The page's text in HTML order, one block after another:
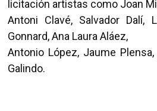
licitación artistas como Joan
Antoni Clavé, Salvador Dalí,
Gonnard, Ana Laura Aláez,
Antonio López, Jaume
Galindo.